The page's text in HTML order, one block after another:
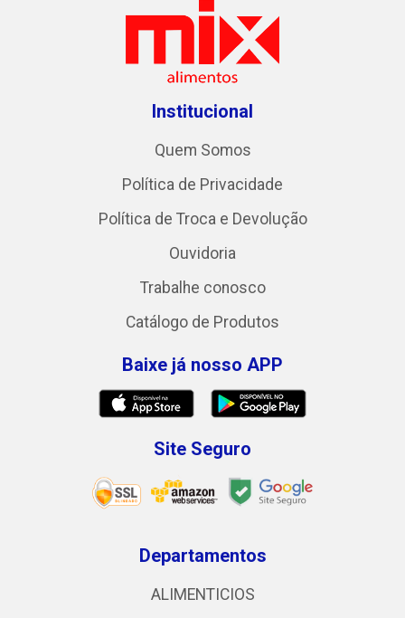
Institucional
Quem Somos
Política de Privacidade
Política de Troca e Devolução
Ouvidoria
Trabalhe conosco
Catálogo de Produtos
Baixe já nosso APP
Site Seguro
Departamentos
ALIMENTICIOS